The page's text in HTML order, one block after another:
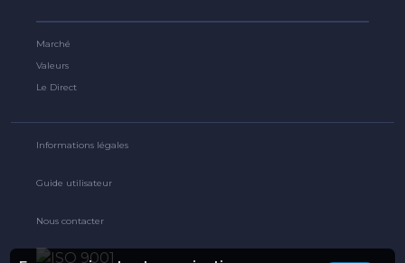
Marché
Valeurs
Le Direct
Informations légales
Guide utilisateur
Nous contacter